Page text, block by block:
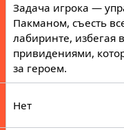
Задача игрока —
Пакманом, съесть
лабиринте, избегая
привидениями,
за героем.
Нет